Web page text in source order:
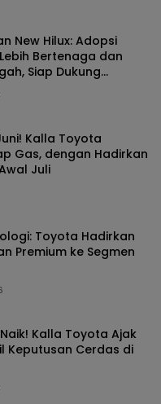
New Hilux: Adopsi
Bertenaga dan
Siap Dukung
Adventure
Kalla Toyota
Hadirkan
Juli
Toyota Hadirkan
Premium ke Segmen
Kalla Toyota Ajak
Keputusan Cerdas di